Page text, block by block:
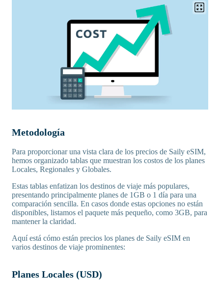
Metodología
Para proporcionar una vista clara de los precios de Saily eSIM,
hemos organizado tablas que muestran los costos de los planes
Locales, Regionales y Globales.
Estas tablas enfatizan los destinos de viaje más populares,
presentando principalmente planes de 1GB o 1 día para una
comparación sencilla. En casos donde estas opciones no están
disponibles, listamos el paquete más pequeño, como 3GB, para
mantener la claridad.
Aquí está cómo están precios los planes de Saily eSIM en
varios destinos de viaje prominentes:
Planes Locales (USD)